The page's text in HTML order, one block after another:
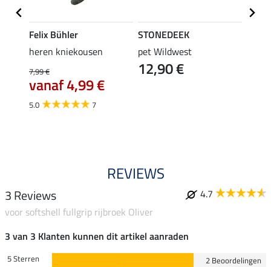
Felix Bühler
heren kniekousen
7,99 €
vanaf 4,99 €
5.0 7
STONEDEEK
pet Wildwest
12,90 €
REVIEWS
3 Reviews
4.7
voor softshell fullgrip rijbroek Oliver
3 van 3 Klanten kunnen dit artikel aanraden
5 Sterren
2 Beoordelingen